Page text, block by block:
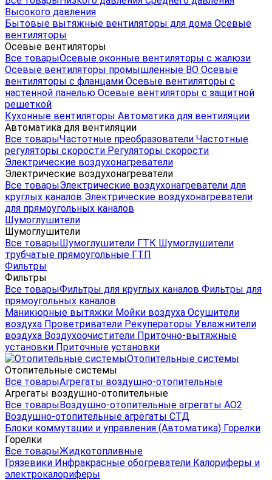
Высокого давления
Бытовые вытяжные вентиляторы для дома Осевые
вентиляторы
Осевые вентиляторы
Все товарыОсевые оконные вентиляторы с жалюзи
Осевые вентиляторы промышленные ВО Осевые
вентиляторы с фланцами Осевые вентиляторы с
настенной панелью Осевые вентиляторы с защитной
решеткой
Кухонные вентиляторы Автоматика для вентиляции
Автоматика для вентиляции
Все товарыЧастотные преобразователи Частотные
регуляторы скорости Регуляторы скорости
Электрические воздухонагреватели
Электрические воздухонагреватели
Все товарыЭлектрические воздухонагреватели для
круглых каналов Электрические воздухонагреватели
для прямоугольных каналов
Шумоглушители
Шумоглушители
Все товарыШумоглушители ГТК Шумоглушители
трубчатые прямоугольные ГТП
Фильтры
Фильтры
Все товарыФильтры для круглых каналов Фильтры для
прямоугольных каналов
Маникюрные вытяжки Мойки воздуха Осушители
воздуха Проветриватели Рекуператоры Увлажнители
воздуха Воздухоочистители Приточно-вытяжные
установки Приточные установки
Отопительные системы
Отопительные системы
Все товарыАгрегаты воздушно-отопительные
Агрегаты воздушно-отопительные
Все товарыВоздушно-отопительные агрегаты АО2
Воздушно-отопительные агрегаты СТД
Блоки коммутации и управления (Автоматика) Горелки
Горелки
Все товарыЖидкотопливные
Грязевики Инфракрасные обогреватели Калориферы и
электрокалориферы